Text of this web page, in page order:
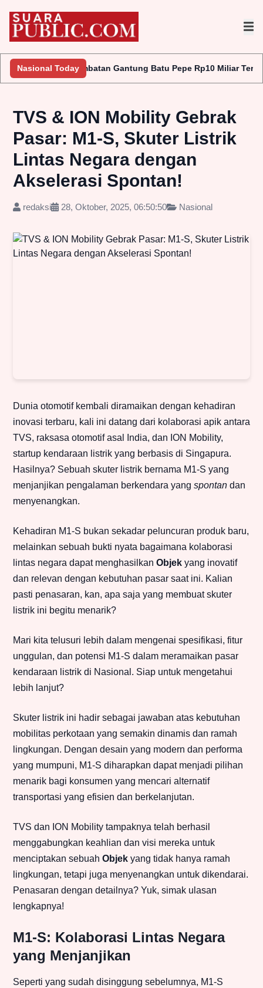
Nasional Today
Jembatan Gantung Batu Pepe Rp10 Miliar Terus Disorot, LAKI
TVS & ION Mobility Gebrak
Pasar: M1-S, Skuter Listrik
Lintas Negara dengan
Akselerasi Spontan!
redaksi 28, Oktober, 2025, 06:50:50 Nasional
Dunia otomotif kembali diramaikan dengan kehadiran
inovasi terbaru, kali ini datang dari kolaborasi apik antara
TVS, raksasa otomotif asal India, dan ION Mobility,
startup kendaraan listrik yang berbasis di Singapura.
Hasilnya? Sebuah skuter listrik bernama M1-S yang
menjanjikan pengalaman berkendara yang spontan dan
menyenangkan.
Kehadiran M1-S bukan sekadar peluncuran produk baru,
melainkan sebuah bukti nyata bagaimana kolaborasi
lintas negara dapat menghasilkan Objek yang inovatif
dan relevan dengan kebutuhan pasar saat ini. Kalian
pasti penasaran, kan, apa saja yang membuat skuter
listrik ini begitu menarik?
Mari kita telusuri lebih dalam mengenai spesifikasi, fitur
unggulan, dan potensi M1-S dalam meramaikan pasar
kendaraan listrik di Nasional. Siap untuk mengetahui
lebih lanjut?
Skuter listrik ini hadir sebagai jawaban atas kebutuhan
mobilitas perkotaan yang semakin dinamis dan ramah
lingkungan. Dengan desain yang modern dan performa
yang mumpuni, M1-S diharapkan dapat menjadi pilihan
menarik bagi konsumen yang mencari alternatif
transportasi yang efisien dan berkelanjutan.
TVS dan ION Mobility tampaknya telah berhasil
menggabungkan keahlian dan visi mereka untuk
menciptakan sebuah Objek yang tidak hanya ramah
lingkungan, tetapi juga menyenangkan untuk dikendarai.
Penasaran dengan detailnya? Yuk, simak ulasan
lengkapnya!
M1-S: Kolaborasi Lintas Negara
yang Menjanjikan
Seperti yang sudah disinggung sebelumnya, M1-S